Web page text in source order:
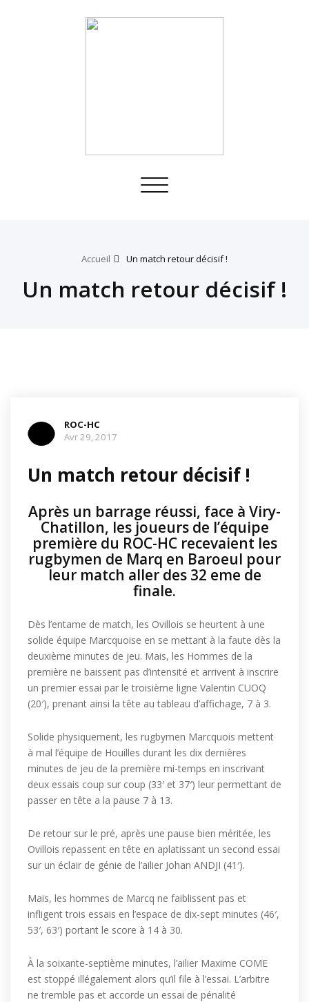
Toggle
Accueil Un match retour décisif !
Un match retour décisif !
ROC-HC
Avr 29, 2017
Un match retour décisif !
Après un barrage réussi, face à Viry-
Chatillon, les joueurs de l’équipe
première du ROC-HC recevaient les
rugbymen de Marq en Baroeul pour
leur match aller des 32 eme de
finale.
Dès l’entame de match, les Ovillois se heurtent à une
solide équipe Marcquoise en se mettant à la faute dès la
deuxième minutes de jeu. Mais, les Hommes de la
première ne baissent pas d’intensité et arrivent à inscrire
un premier essai par le troisième ligne Valentin CUOQ
(20′), prenant ainsi la tête au tableau d’affichage, 7 à 3.
Solide physiquement, les rugbymen Marcquois mettent
à mal l’équipe de Houilles durant les dix dernières
minutes de jeu de la première mi-temps en inscrivant
deux essais coup sur coup (33′ et 37′) leur permettant de
passer en tête a la pause 7 à 13.
De retour sur le pré, après une pause bien méritée, les
Ovillois repassent en tête en aplatissant un second essai
sur un éclair de génie de l’ailier Johan ANDJI (41′).
Mais, les hommes de Marcq ne faiblissent pas et
infligent trois essais en l’espace de dix-sept minutes (46′,
53′, 63′) portant le score à 14 à 30.
À la soixante-septième minutes, l’ailier Maxime COME
est stoppé illégalement alors qu’il file à l’essai. L’arbitre
ne tremble pas et accorde un essai de pénalité